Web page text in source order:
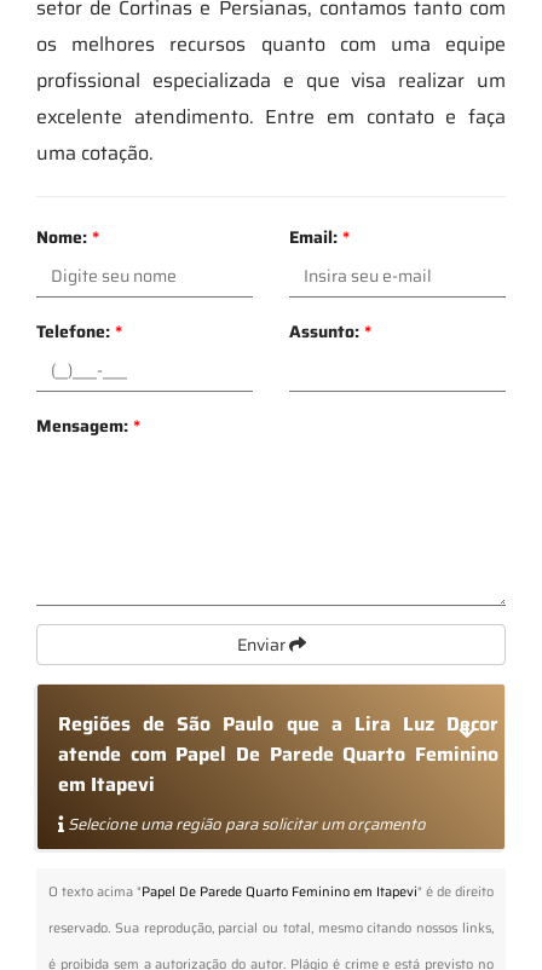
setor de Cortinas e Persianas, contamos tanto com
os melhores recursos quanto com uma equipe
profissional especializada e que visa realizar um
excelente atendimento. Entre em contato e faça
uma cotação.
Nome:* Email:*
Telefone:* Assunto:*
Mensagem:*
Enviar
Regiões de São Paulo que a Lira Luz Decor
atende com Papel De Parede Quarto Feminino
em Itapevi
Selecione uma região para solicitar um orçamento
O texto acima "Papel De Parede Quarto Feminino em Itapevi" é de direito
reservado. Sua reprodução, parcial ou total, mesmo citando nossos links,
é proibida sem a autorização do autor. Plágio é crime e está previsto no